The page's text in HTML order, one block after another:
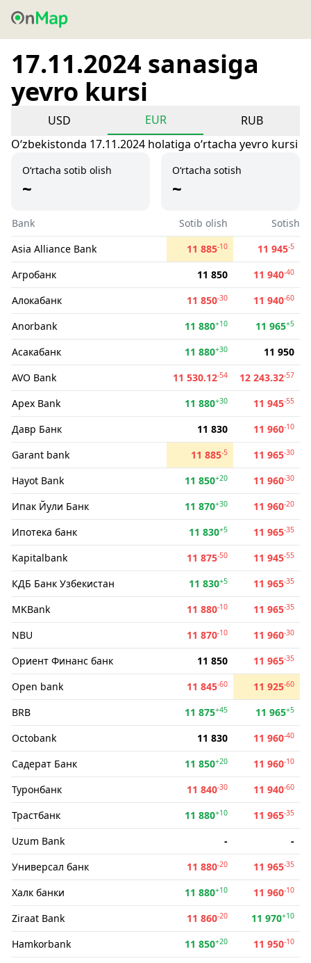
17.11.2024 sanasiga
yevro kursi
USD EUR
RUB
Oʻzbekistonda 17.11.2024 holatiga oʻrtacha yevro kursi
O‘rtacha sotib olish
~
O‘rtacha sotish
~
Bank Sotib olish
Sotish
Asia Alliance Bank
11 885-10 11 945-5
Агробанк 11 850 11 940-40
Алокабанк 11 850-30 11 940-60
Anorbank 11 880+10 11 965+5
Асакабанк 11 880+30
11 950
AVO Bank
11 530.12-54 12 243.32-57
Apex Bank 11 880+30 11 945-55
Давр Банк 11 830 11 960-10
Garant bank 11 885-5 11 965-30
Hayot Bank 11 850+20 11 960-30
Ипак Йули Банк 11 870+30 11 960-20
Ипотека банк 11 830+5 11 965-35
Kapitalbank 11 875-50 11 945-55
КДБ Банк Узбекистан 11 830+5 11 965-35
MKBank 11 880-10 11 965-35
NBU 11 870-10 11 960-30
Ориент Финанс банк 11 850 11 965-35
Open bank 11 845-60 11 925-60
BRB 11 875+45 11 965+5
Octobank 11 830 11 960-40
Садерат Банк 11 850+20 11 960-10
Туронбанк 11 840-30 11 940-60
Трастбанк 11 880+10 11 965-35
Uzum Bank -
-
Универсал банк
11 880-20 11 965-35
Халк банки 11 880+10 11 960-10
Ziraat Bank 11 860-20 11 970+10
Hamkorbank 11 850+20 11 950-10